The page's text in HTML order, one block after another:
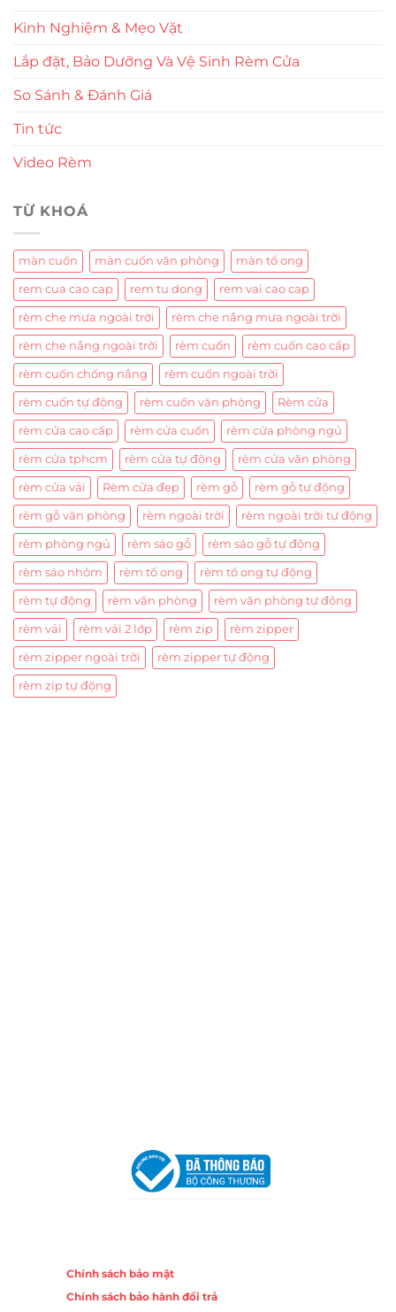
Kinh Nghiệm & Mẹo Vặt
Lắp đặt, Bảo Dưỡng Và Vệ Sinh Rèm Cửa
So Sánh & Đánh Giá
Tin tức
Video Rèm
TỪ KHOÁ
màn cuốn màn cuốn văn phòng màn tổ ong
rem cua cao cap rem tu dong rem vai cao cap
rèm che mưa ngoài trời rèm che nắng mưa ngoài trời
rèm che nắng ngoài trời rèm cuốn rèm cuốn cao cấp
rèm cuốn chống nắng rèm cuốn ngoài trời
rèm cuốn tự động rèm cuốn văn phòng Rèm cửa
rèm cửa cao cấp rèm cửa cuốn rèm cửa phòng ngủ
rèm cửa tphcm rèm cửa tự động rèm cửa văn phòng
rèm cửa vải Rèm cửa đẹp rèm gỗ rèm gỗ tự động
rèm gỗ văn phòng rèm ngoài trời rèm ngoài trời tự động
rèm phòng ngủ rèm sáo gỗ rèm sáo gỗ tự động
rèm sáo nhôm rèm tổ ong rèm tổ ong tự động
rèm tự động rèm văn phòng rèm văn phòng tự động
rèm vải rèm vải 2 lớp rèm zip rèm zipper
rèm zipper ngoài trời rèm zipper tự động
rèm zip tự động
Chính sách bảo mật
Chính sách bảo hành đổi trả